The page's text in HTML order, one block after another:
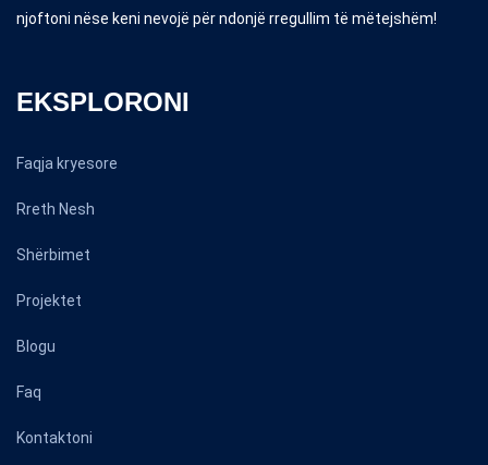
njoftoni nëse keni nevojë për ndonjë rregullim të mëtejshëm!
EKSPLORONI
Faqja kryesore
Rreth Nesh
Shërbimet
Projektet
Blogu
Faq
Kontaktoni